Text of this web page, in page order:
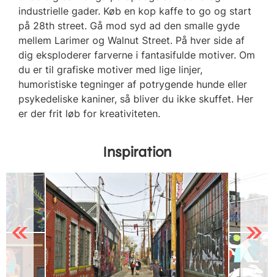
industrielle gader. Køb en kop kaffe to go og start
på 28th street. Gå mod syd ad den smalle gyde
mellem Larimer og Walnut Street. På hver side af
dig eksploderer farverne i fantasifulde motiver. Om
du er til grafiske motiver med lige linjer,
humoristiske tegninger af potrygende hunde eller
psykedeliske kaniner, så bliver du ikke skuffet. Her
er der frit løb for kreativiteten.
Inspiration
Previous Next